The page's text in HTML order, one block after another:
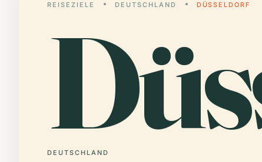
REISEZIELE DEUTSCHLAND DÜSSELDORF
DEUTSCHLAND